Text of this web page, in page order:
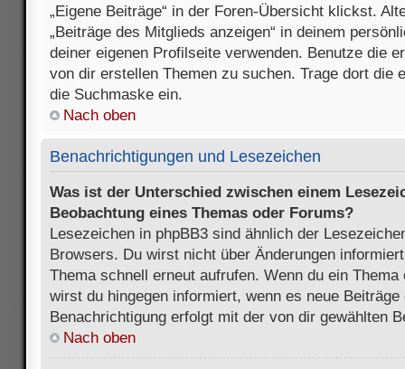
„Eigene Beiträge“ in der Foren-Übersicht klickst.
„Beiträge des Mitglieds anzeigen“ in deinem
deiner eigenen Profilseite verwenden. Benutze die
von dir erstellen Themen zu suchen. Trage dort die
die Suchmaske ein.
Nach oben
Benachrichtigungen und Lesezeichen
Was ist der Unterschied zwischen einem
Beobachtung eines Themas oder Forums?
Lesezeichen in phpBB3 sind ähnlich der
Browsers. Du wirst nicht über Änderungen
Thema schnell erneut aufrufen. Wenn du ein
wirst du hingegen informiert, wenn es neue
Benachrichtigung erfolgt mit der von dir gewählten
Nach oben